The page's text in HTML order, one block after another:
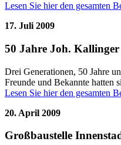
Lesen Sie hier den gesamten
17. Juli 2009
50 Jahre Joh.
Drei Generationen, 50 Jahre
Freunde und Bekannte hatten
Lesen Sie hier den gesamten
20. April 2009
Großbaustelle